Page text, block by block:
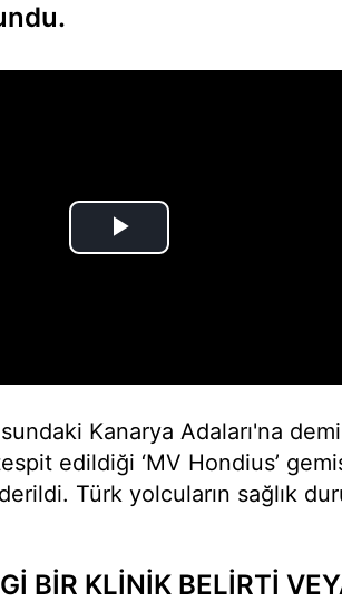
Kanarya Adaları'na
edildiği ‘MV Hondius’
Türk yolcuların sağlık
BİR KLİNİK BELİRTİ